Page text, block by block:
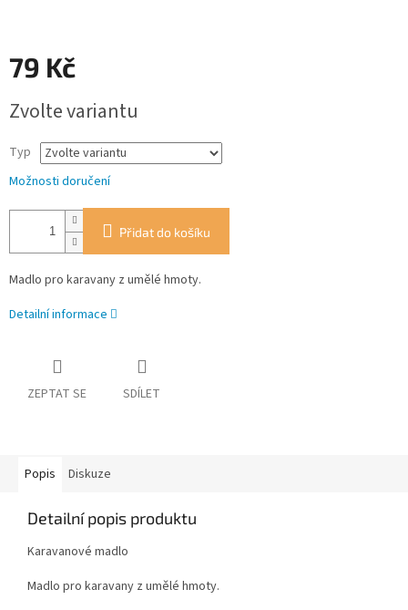
79 Kč
cena:
Zvolte variantu
Typ
Možnosti doručení
Přidat do košíku
Madlo pro karavany z umělé hmoty.
Detailní informace
ZEPTAT SE SDÍLET
Popis Diskuze
Detailní popis produktu
Karavanové madlo
Madlo pro karavany z umělé hmoty.